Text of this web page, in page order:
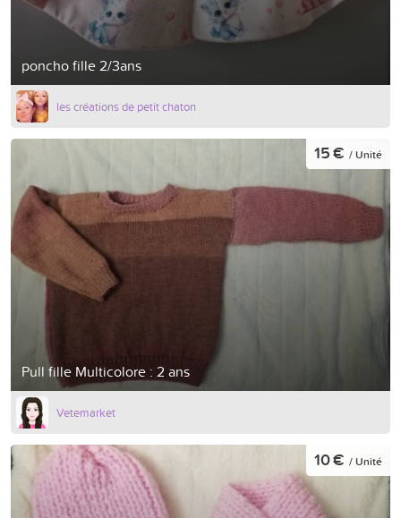
poncho fille 2/3ans
les créations de petit chaton
Pull fille Multicolore : 2 ans
15 € / Unité
Vetemarket
10 € / Unité